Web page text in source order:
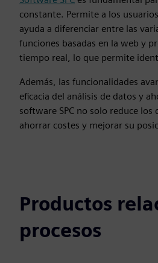
constante. Permite a los
ayuda a diferenciar entre las
funciones basadas en la web y
tiempo real, lo que permite
Además, las funcionalidades
eficacia del análisis de datos y
software SPC no solo reduce
ahorrar costes y mejorar su
Productos
procesos